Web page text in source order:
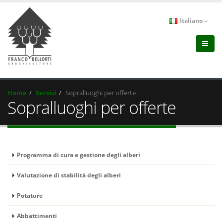
Italiano
Home Servizi Sopralluoghi per offerte
Sopralluoghi per offerte
Programma di cura e gestione degli alberi
Valutazione di stabilità degli alberi
Potature
Abbattimenti